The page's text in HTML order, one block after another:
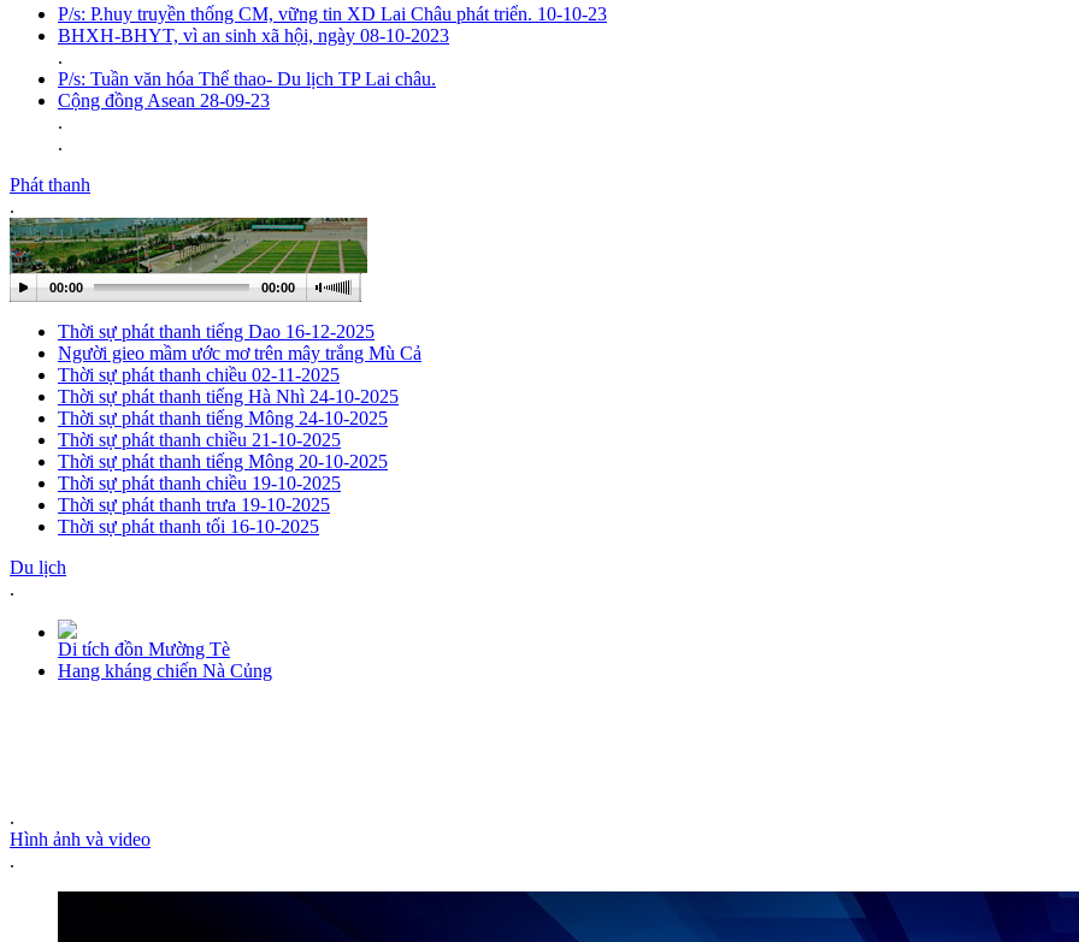
P/s: P.huy truyền thống CM, vững tin XD Lai Châu phát triển. 10-10-23
BHXH-BHYT, vì an sinh xã hội, ngày 08-10-2023
.
P/s: Tuần văn hóa Thể thao- Du lịch TP Lai châu.
Cộng đồng Asean 28-09-23
.
.
Phát thanh
.
00:00 00:00
Thời sự phát thanh tiếng Dao 16-12-2025
Người gieo mầm ước mơ trên mây trắng Mù Cả
Thời sự phát thanh chiều 02-11-2025
Thời sự phát thanh tiếng Hà Nhì 24-10-2025
Thời sự phát thanh tiếng Mông 24-10-2025
Thời sự phát thanh chiều 21-10-2025
Thời sự phát thanh tiếng Mông 20-10-2025
Thời sự phát thanh chiều 19-10-2025
Thời sự phát thanh trưa 19-10-2025
Thời sự phát thanh tối 16-10-2025
Du lịch
.
Di tích đồn Mường Tè
Hang kháng chiến Nà Củng
.
Hình ảnh và video
.